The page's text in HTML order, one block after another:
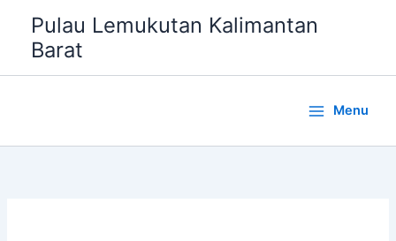
konten
Pulau Lemukutan Kalimantan
Barat
Menu